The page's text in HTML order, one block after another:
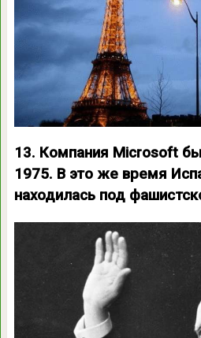
13. Компания Microsoft
1975. В это же время
находилась под